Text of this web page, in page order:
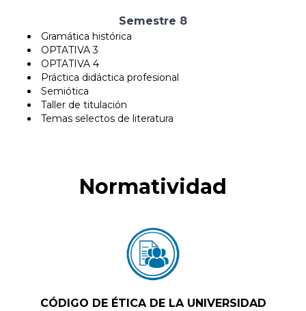
Semestre 8
Gramática histórica
OPTATIVA 3
OPTATIVA 4
Práctica didáctica profesional
Semiótica
Taller de titulación
Temas selectos de literatura
Normatividad
CÓDIGO DE ÉTICA DE LA UNIVERSIDAD